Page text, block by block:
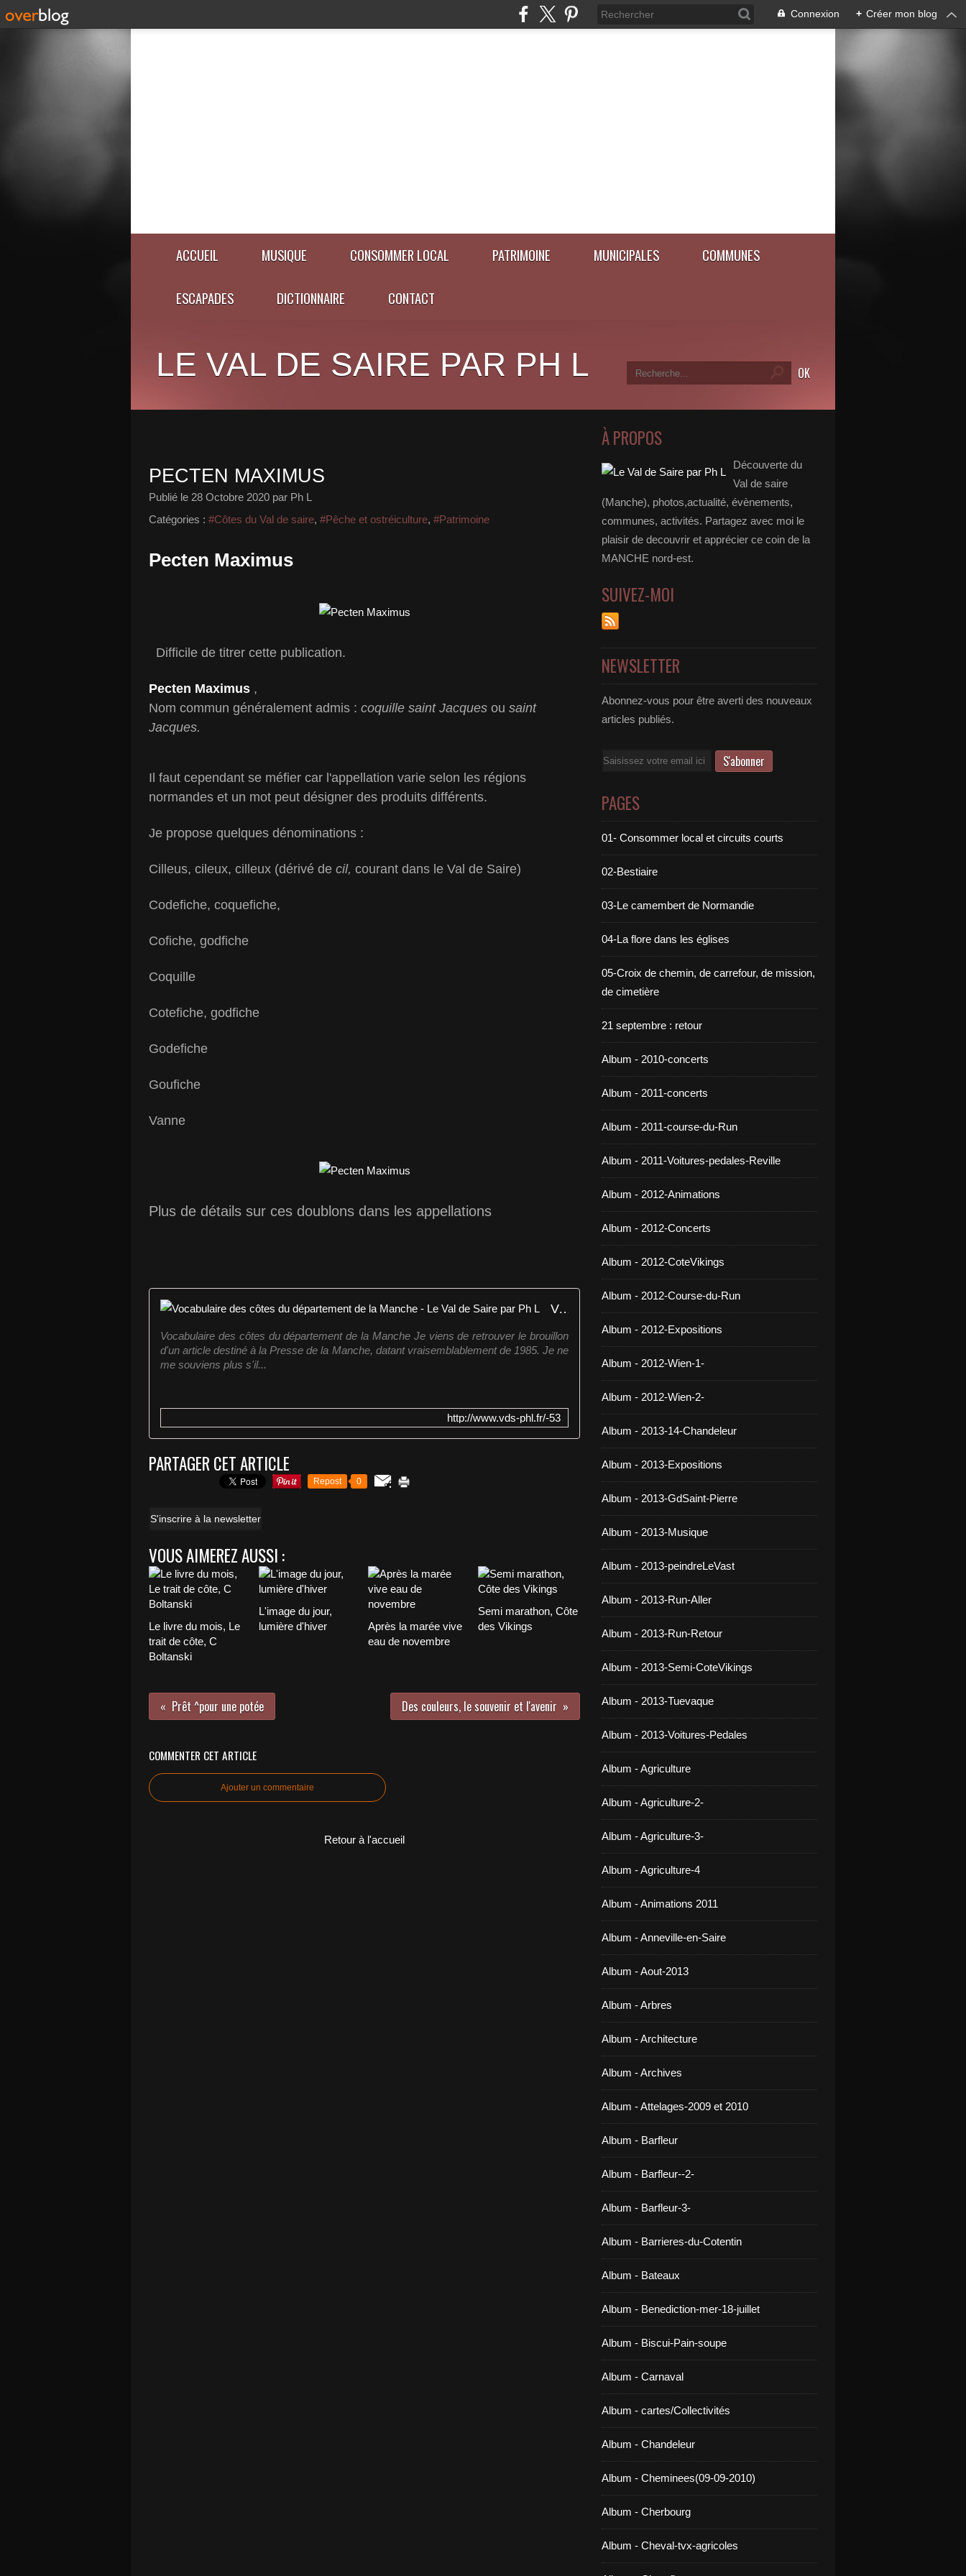
Connexion + Créer mon blog
ACCUEIL MUSIQUE CONSOMMER LOCAL PATRIMOINE MUNICIPALES COMMUNES
ESCAPADES DICTIONNAIRE CONTACT
LE VAL DE SAIRE PAR PH L
PECTEN MAXIMUS
Publié le 28 Octobre 2020 par Ph L
Catégories : #Côtes du Val de saire, #Pêche et ostréiculture, #Patrimoine
Pecten Maximus
Difficile de titrer cette publication.
Pecten Maximus ,
Nom commun généralement admis : coquille saint Jacques ou saint
Jacques.
Il faut cependant se méfier car l'appellation varie selon les régions
normandes et un mot peut désigner des produits différents.
Je propose quelques dénominations :
Cilleus, cileux, cilleux (dérivé de cil, courant dans le Val de Saire)
Codefiche, coquefiche,
Cofiche, godfiche
Coquille
Cotefiche, godfiche
Godefiche
Goufiche
Vanne
Plus de détails sur ces doublons dans les appellations
Vocabulaire des côtes du département de la Manche - Le Val de Saire par Ph L
Vocabulaire des côtes du département de la Manche Je viens de retrouver le brouillon
d'un article destiné à la Presse de la Manche, datant vraisemblablement de 1985. Je ne
me souviens plus s'il...
http://www.vds-phl.fr/-53
PARTAGER CET ARTICLE
Repost 0
S'inscrire à la newsletter
VOUS AIMEREZ AUSSI :
Le livre du mois, Le
trait de côte, C
Boltanski
L'image du jour,
lumière d'hiver
Après la marée vive
eau de novembre
Semi marathon, Côte
des Vikings
Prêt ^pour une potée Des couleurs, le souvenir et l'avenir
COMMENTER CET ARTICLE
Ajouter un commentaire
Retour à l'accueil
À PROPOS
Découverte du
Val de saire
(Manche), photos,actualité, évènements,
communes, activités. Partagez avec moi le
plaisir de decouvrir et apprécier ce coin de la
MANCHE nord-est.
SUIVEZ-MOI
NEWSLETTER
Abonnez-vous pour être averti des nouveaux
articles publiés.
Email
PAGES
01- Consommer local et circuits courts
02-Bestiaire
03-Le camembert de Normandie
04-La flore dans les églises
05-Croix de chemin, de carrefour, de mission,
de cimetière
21 septembre : retour
Album - 2010-concerts
Album - 2011-concerts
Album - 2011-course-du-Run
Album - 2011-Voitures-pedales-Reville
Album - 2012-Animations
Album - 2012-Concerts
Album - 2012-CoteVikings
Album - 2012-Course-du-Run
Album - 2012-Expositions
Album - 2012-Wien-1-
Album - 2012-Wien-2-
Album - 2013-14-Chandeleur
Album - 2013-Expositions
Album - 2013-GdSaint-Pierre
Album - 2013-Musique
Album - 2013-peindreLeVast
Album - 2013-Run-Aller
Album - 2013-Run-Retour
Album - 2013-Semi-CoteVikings
Album - 2013-Tuevaque
Album - 2013-Voitures-Pedales
Album - Agriculture
Album - Agriculture-2-
Album - Agriculture-3-
Album - Agriculture-4
Album - Animations 2011
Album - Anneville-en-Saire
Album - Aout-2013
Album - Arbres
Album - Architecture
Album - Archives
Album - Attelages-2009 et 2010
Album - Barfleur
Album - Barfleur--2-
Album - Barfleur-3-
Album - Barrieres-du-Cotentin
Album - Bateaux
Album - Benediction-mer-18-juillet
Album - Biscui-Pain-soupe
Album - Carnaval
Album - cartes/Collectivités
Album - Chandeleur
Album - Cheminees(09-09-2010)
Album - Cherbourg
Album - Cheval-tvx-agricoles